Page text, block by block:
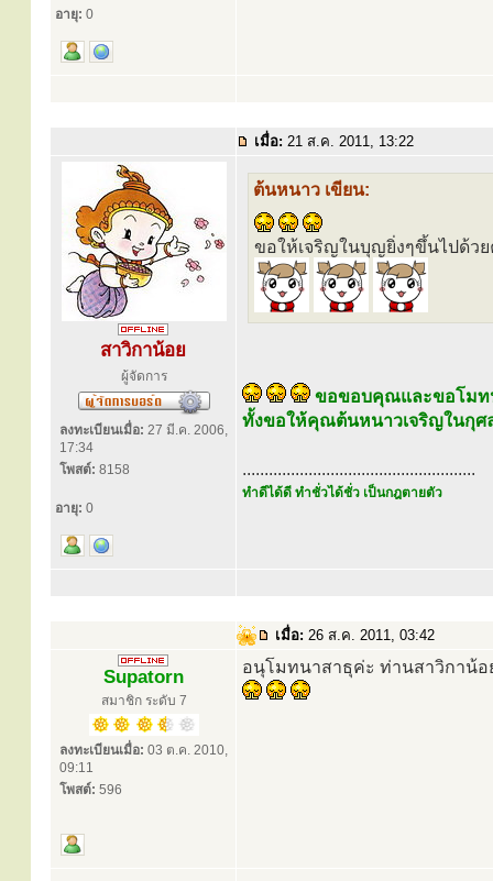
อายุ: 0
เมื่อ: 21 ส.ค. 2011, 13:22
สาวิกาน้อย
ผู้จัดการ
ลงทะเบียนเมื่อ: 27 มี.ค. 2006,
17:34
โพสต์: 8158
อายุ: 0
ต้นหนาว เขียน:
ขอให้เจริญในบุญยิ่งๆขึ้นไปด้ว
ขอขอบคุณและขอโมท
ทั้งขอให้คุณต้นหนาวเจริญในกุศ
.....................................................
ทำดีได้ดี ทำชั่วได้ชั่ว เป็นกฎตายตัว
เมื่อ: 26 ส.ค. 2011, 03:42
Supatorn
สมาชิก ระดับ 7
ลงทะเบียนเมื่อ: 03 ต.ค. 2010,
09:11
โพสต์: 596
อนุโมทนาสาธุค่ะ ท่านสาวิกาน้